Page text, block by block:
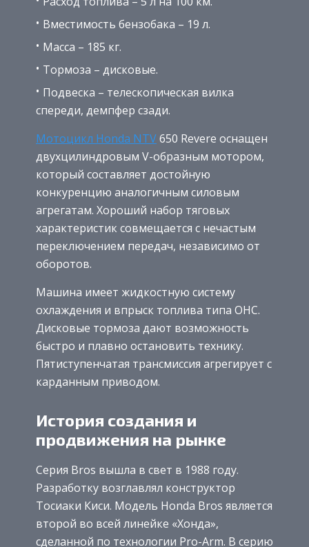
Вместимость бензобака – 19 л.
Масса – 185 кг.
Тормоза – дисковые.
Подвеска – телескопическая вилка
спереди, демпфер сзади.
Мотоцикл Honda NTV650 Revere оснащен
двухцилиндровым V-образным мотором,
который составляет достойную
конкуренцию аналогичным силовым
агрегатам. Хороший набор тяговых
характеристик совмещается с нечастым
переключением передач, независимо от
оборотов.
Машина имеет жидкостную систему
охлаждения и впрыск топлива типа ОНС.
Дисковые тормоза дают возможность
быстро и плавно остановить технику.
Пятиступенчатая трансмиссия агрегирует с
карданным приводом.
История создания и
продвижения на рынке
Серия Bros вышла в свет в 1988 году.
Разработку возглавлял конструктор
Тосиаки Киси. Модель Honda Bros является
второй во всей линейке «Хонда»,
сделанной по технологии Pro-Arm. В серию